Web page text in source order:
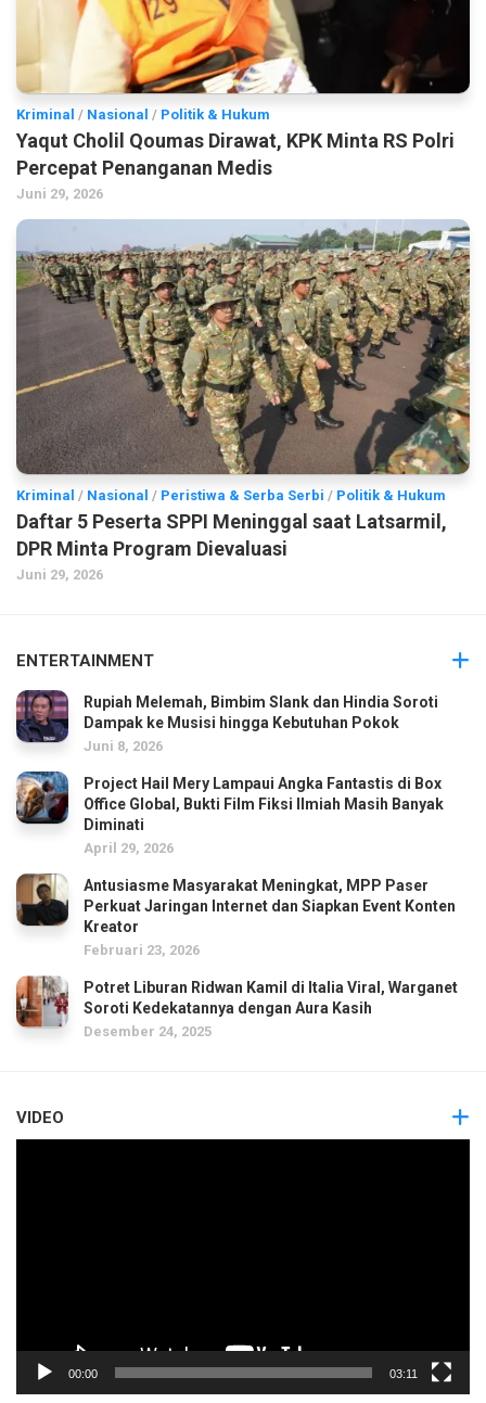
Kriminal / Nasional / Politik & Hukum
Yaqut Cholil Qoumas Dirawat, KPK Minta RS Polri
Percepat Penanganan Medis
Juni 29, 2026
Kriminal / Nasional / Peristiwa & Serba Serbi / Politik & Hukum
Daftar 5 Peserta SPPI Meninggal saat Latsarmil,
DPR Minta Program Dievaluasi
Juni 29, 2026
ENTERTAINMENT
Rupiah Melemah, Bimbim Slank dan Hindia Soroti
Dampak ke Musisi hingga Kebutuhan Pokok
Juni 8, 2026
Project Hail Mery Lampaui Angka Fantastis di Box
Office Global, Bukti Film Fiksi Ilmiah Masih Banyak
Diminati
April 29, 2026
Antusiasme Masyarakat Meningkat, MPP Paser
Perkuat Jaringan Internet dan Siapkan Event Konten
Kreator
Februari 23, 2026
Potret Liburan Ridwan Kamil di Italia Viral, Warganet
Soroti Kedekatannya dengan Aura Kasih
Desember 24, 2025
VIDEO
00:00 03:11